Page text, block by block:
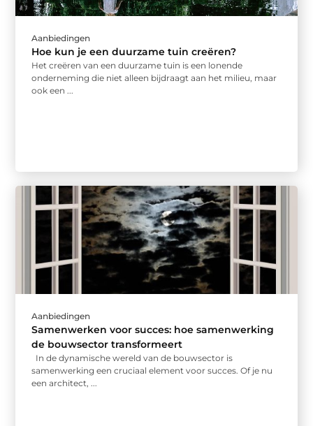
Aanbiedingen
Hoe kun je een duurzame tuin creëren?
Het creëren van een duurzame tuin is een lonende
onderneming die niet alleen bijdraagt aan het milieu, maar
ook een ...
Aanbiedingen
Samenwerken voor succes: hoe samenwerking
de bouwsector transformeert
In de dynamische wereld van de bouwsector is
samenwerking een cruciaal element voor succes. Of je nu
een architect, ...